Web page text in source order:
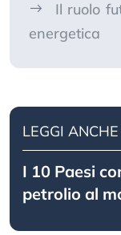
Il ruolo
energetica
LEGGI ANCHE
I 10 Paesi
petrolio al